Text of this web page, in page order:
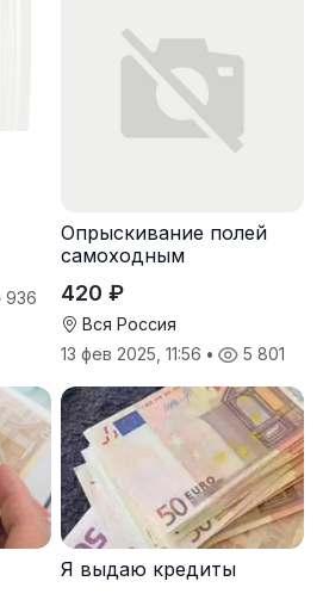
936
Опрыскивание полей
самоходным
Туман-2
420 ₽
Вся Россия
13 фев 2025, 11:56 • 5 801
Я выдаю кредиты